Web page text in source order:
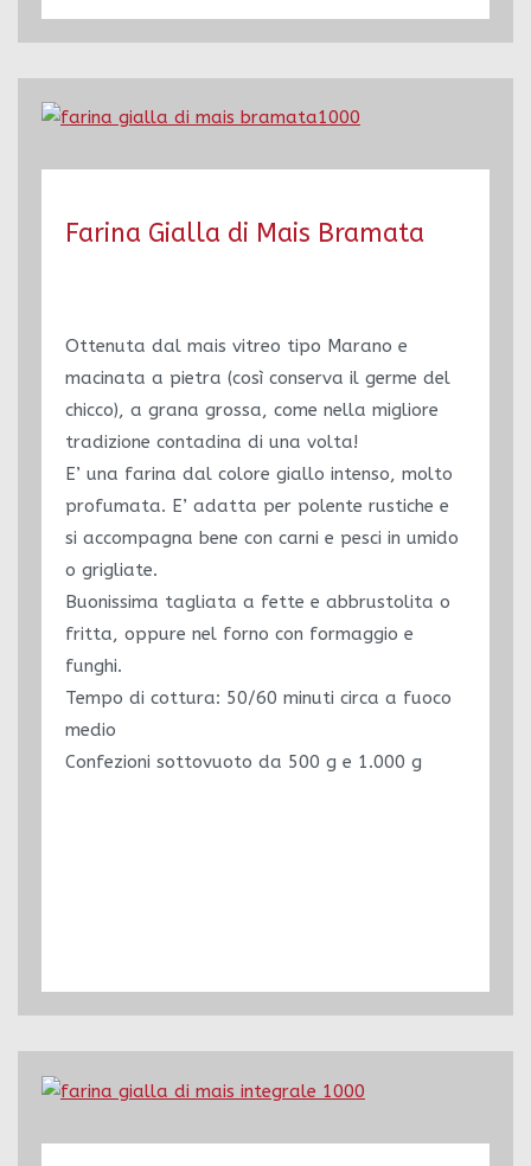
Farina Gialla di Mais Bramata
Ottenuta dal mais vitreo tipo Marano e
macinata a pietra (così conserva il germe del
chicco), a grana grossa, come nella migliore
tradizione contadina di una volta!
E’ una farina dal colore giallo intenso, molto
profumata. E’ adatta per polente rustiche e
si accompagna bene con carni e pesci in umido
o grigliate.
Buonissima tagliata a fette e abbrustolita o
fritta, oppure nel forno con formaggio e
funghi.
Tempo di cottura: 50/60 minuti circa a fuoco
medio
Confezioni sottovuoto da 500 g e 1.000 g